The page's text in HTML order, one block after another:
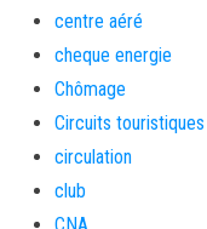
centre aéré
cheque energie
Chômage
Circuits touristiques
circulation
club